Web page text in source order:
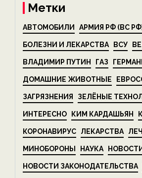
Метки
АВТОМОБИЛИ АРМИЯ РФ (ВС
БОЛЕЗНИ И ЛЕКАРСТВА ВСУ
ВЛАДИМИР ПУТИН ГАЗ
ДОМАШНИЕ ЖИВОТНЫЕ
ЗАГРЯЗНЕНИЯ ЗЕЛЁНЫЕ
ИНТЕРЕСНО КИМ КАРДАШЬЯН
КОРОНАВИРУС ЛЕКАРСТВА
МИНОБОРОНЫ НАУКА НОВОСТИ
НОВОСТИ ЗАКОНОДАТЕЛЬСТВА